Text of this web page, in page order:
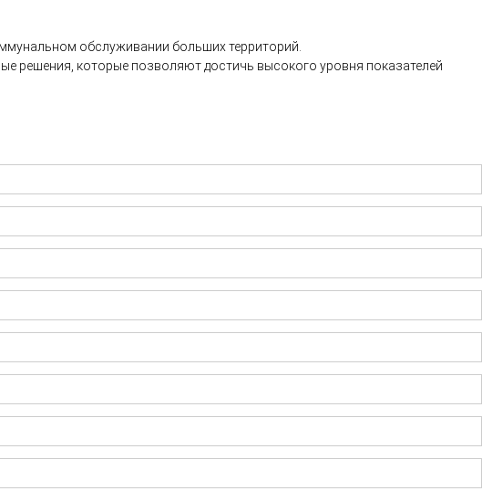
обслуживании больших территорий.
решения, которые позволяют достичь высокого уровня показателей